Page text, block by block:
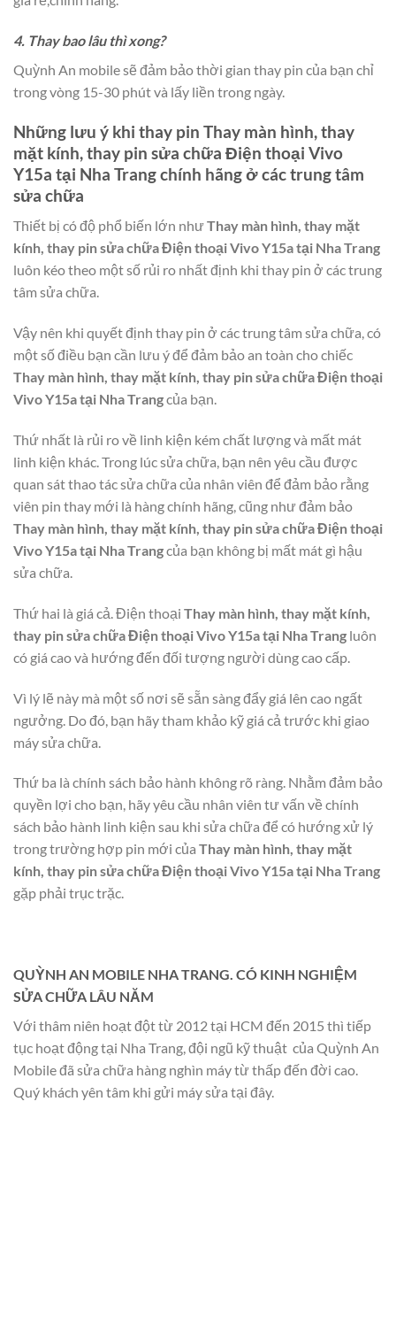
4. Thay bao lâu thì xong?
Quỳnh An mobile sẽ đảm bảo thời gian thay pin của bạn chỉ
trong vòng 15-30 phút và lấy liền trong ngày.
Những lưu ý khi thay pin Thay màn hình, thay
mặt kính, thay pin sửa chữa Điện thoại Vivo
Y15a tại Nha Trangchính hãng ở các trung tâm
sửa chữa
Thiết bị có độ phổ biến lớn nhưThay màn hình, thay mặt
kính, thay pin sửa chữa Điện thoại Vivo Y15a tại Nha Trang
luôn kéo theo một số rủi ro nhất định khi thay pin ở các trung
tâm sửa chữa.
Vậy nên khi quyết định thay pin ở các trung tâm sửa chữa, có
một số điều bạn cần lưu ý để đảm bảo an toàn cho chiếc
Thay màn hình, thay mặt kính, thay pin sửa chữa Điện thoại
Vivo Y15a tại Nha Trangcủa bạn.
Thứ nhất là rủi ro về linh kiện kém chất lượng và mất mát
linh kiện khác. Trong lúc sửa chữa, bạn nên yêu cầu được
quan sát thao tác sửa chữa của nhân viên để đảm bảo rằng
viên pin thay mới là hàng chính hãng, cũng như đảm bảo
Thay màn hình, thay mặt kính, thay pin sửa chữa Điện thoại
Vivo Y15a tại Nha Trangcủa bạn không bị mất mát gì hậu
sửa chữa.
Thứ hai là giá cả. Điện thoại Thay màn hình, thay mặt kính,
thay pin sửa chữa Điện thoại Vivo Y15a tại Nha Trang luôn
có giá cao và hướng đến đối tượng người dùng cao cấp.
Vì lý lẽ này mà một số nơi sẽ sẵn sàng đẩy giá lên cao ngất
ngưởng. Do đó, bạn hãy tham khảo kỹ giá cả trước khi giao
máy sửa chữa.
Thứ ba là chính sách bảo hành không rõ ràng. Nhằm đảm bảo
quyền lợi cho bạn, hãy yêu cầu nhân viên tư vấn về chính
sách bảo hành linh kiện sau khi sửa chữa để có hướng xử lý
trong trường hợp pin mới của Thay màn hình, thay mặt
kính, thay pin sửa chữa Điện thoại Vivo Y15a tại Nha Trang
gặp phải trục trặc.
QUỲNH AN MOBILE NHA TRANG. CÓ KINH NGHIỆM
SỬA CHỮA LÂU NĂM
Với thâm niên hoạt đột từ 2012 tại HCM đến 2015 thì tiếp
tục hoạt động tại Nha Trang, đội ngũ kỹ thuật của Quỳnh An
Mobile đã sửa chữa hàng nghìn máy từ thấp đến đời cao.
Quý khách yên tâm khi gửi máy sửa tại đây.